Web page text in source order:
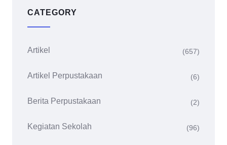
CATEGORY
Artikel (657)
Artikel Perpustakaan (6)
Berita Perpustakaan (2)
Kegiatan Sekolah (96)